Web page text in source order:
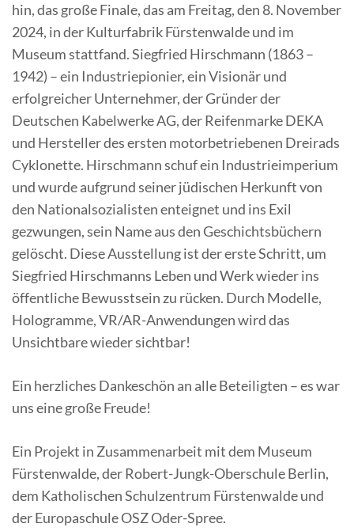
hin, das große Finale, das am Freitag, den 8. November
2024, in der Kulturfabrik Fürstenwalde und im
Museum stattfand. Siegfried Hirschmann (1863 –
1942) – ein Industriepionier, ein Visionär und
erfolgreicher Unternehmer, der Gründer der
Deutschen Kabelwerke AG, der Reifenmarke DEKA
und Hersteller des ersten motorbetriebenen Dreirads
Cyklonette. Hirschmann schuf ein Industrieimperium
und wurde aufgrund seiner jüdischen Herkunft von
den Nationalsozialisten enteignet und ins Exil
gezwungen, sein Name aus den Geschichtsbüchern
gelöscht. Diese Ausstellung ist der erste Schritt, um
Siegfried Hirschmanns Leben und Werk wieder ins
öffentliche Bewusstsein zu rücken. Durch Modelle,
Hologramme, VR/AR-Anwendungen wird das
Unsichtbare wieder sichtbar!
Ein herzliches Dankeschön an alle Beteiligten – es war
uns eine große Freude!
Ein Projekt in Zusammenarbeit mit dem Museum
Fürstenwalde, der Robert-Jungk-Oberschule Berlin,
dem Katholischen Schulzentrum Fürstenwalde und
der Europaschule OSZ Oder-Spree.